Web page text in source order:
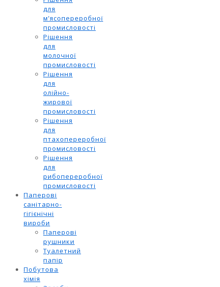
для
м’ясопереробної
промисловості
Рішення
для
молочної
промисловості
Рішення
для
олійно-
жирової
промисловості
Рішення
для
птахопереробної
промисловості
Рішення
для
рибопереробної
промисловості
Паперові
санітарно-
гігієнічні
вироби
Паперові
рушники
Туалетний
папір
Побутова
хімія